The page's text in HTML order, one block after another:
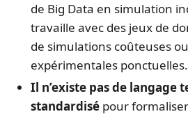
de Big Data en simulation
travaille avec des jeux de
de simulations coûteuses
expérimentales ponctuelles.
Il n’existe pas de langage
standardisé pour